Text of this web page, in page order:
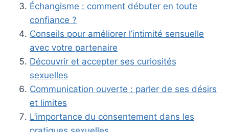
Échangisme : comment débuter en toute
confiance ?
Conseils pour améliorer l’intimité sensuelle
avec votre partenaire
Découvrir et accepter ses curiosités
sexuelles
Communication ouverte : parler de ses désirs
et limites
L’importance du consentement dans les